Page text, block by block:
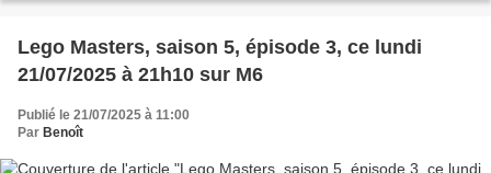
Lego Masters, saison 5, épisode 3, ce lundi
21/07/2025 à 21h10 sur M6
Publié le 21/07/2025 à 11:00
Par Benoît